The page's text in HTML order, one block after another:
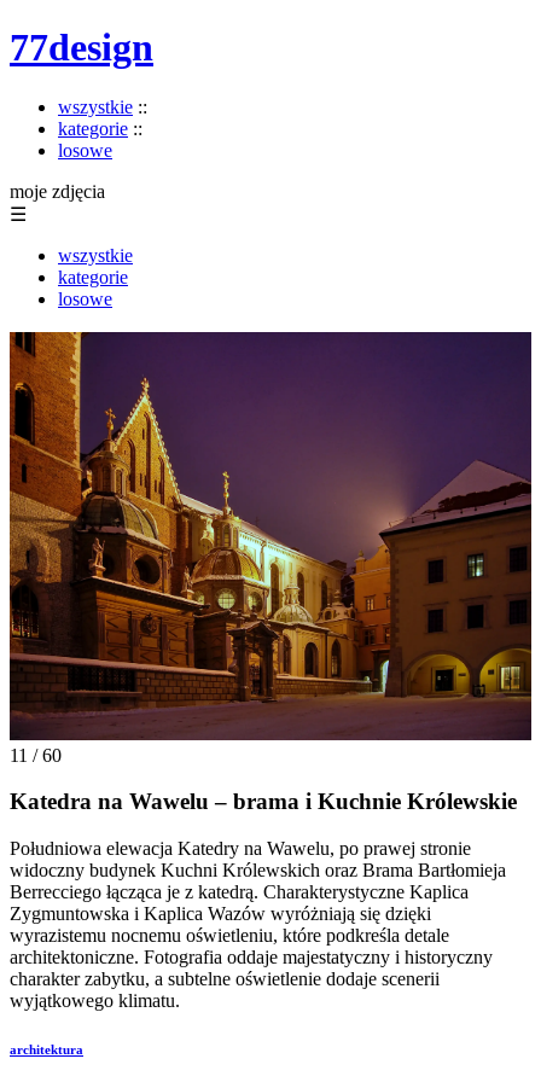
77design
wszystkie ::
kategorie ::
losowe
moje zdjęcia
☰
wszystkie
kategorie
losowe
11 / 60
Katedra na Wawelu – brama i Kuchnie Królewskie
Południowa elewacja Katedry na Wawelu, po prawej stronie
widoczny budynek Kuchni Królewskich oraz Brama Bartłomieja
Berrecciego łącząca je z katedrą. Charakterystyczne Kaplica
Zygmuntowska i Kaplica Wazów wyróżniają się dzięki
wyrazistemu nocnemu oświetleniu, które podkreśla detale
architektoniczne. Fotografia oddaje majestatyczny i historyczny
charakter zabytku, a subtelne oświetlenie dodaje scenerii
wyjątkowego klimatu.
architektura